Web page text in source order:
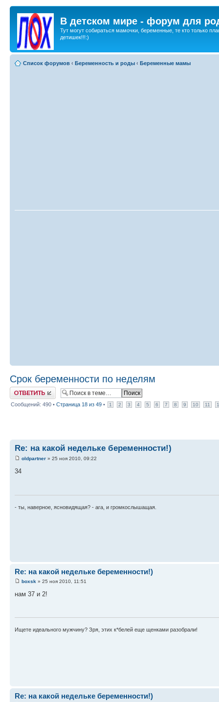
В детском мире - форум для
Тут могут собираться мамочки, беременные, те кто только
детишек!!!:)
Список форумов ‹ Беременность и роды ‹ Беременные мамы
Срок беременности по неделям
Ответить
Сообщений: 490 • Страница 18 из 49 • 1 2 3 4 5 6 7 8 9 10 11
Re: на какой недельке беременности!)
oldpartner » 25 ноя 2010, 09:22
34
- ты, наверное, ясновидящая? - ага, и громкослышащая.
Re: на какой недельке беременности!)
boxsk » 25 ноя 2010, 11:51
нам 37 и 2!
Ищете идеального мужчину? Зря, этих к*белей еще щенками разобрали!
Re: на какой недельке беременности!)